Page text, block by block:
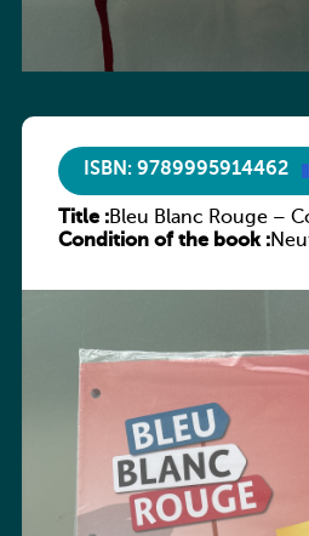
ISBN: 9789995914462
Title :Bleu Blanc Rouge –
Condition of the book :